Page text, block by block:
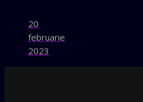
20
februarie
2023